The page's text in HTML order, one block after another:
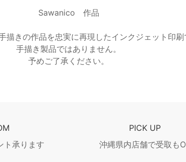
Sawanico 作品
描きの作品を忠実に再現したインクジェット印刷
手描き製品ではありません。
予めご了承ください。
ト承ります
PICK UP
沖縄県内店舗で受取も